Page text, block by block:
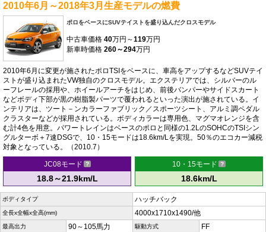
2010年6月～2018年3月生産モデルの燃費
ポロをベースにSUVテイストを盛り込んだクロスモデル
中古車価格 40万円～119万円
新車時価格 260～294万円
2010年6月に変更が施されたポロTSIをベースに、車高をアップするなどSUVテイ
ストが盛り込まれたVW独自のクロスモデル。エクステリアでは、シルバーのル
ーフレールの採用や、ホイールアーチをはじめ、前後バンパーやサイドスカート
などボディ下部が黒の樹脂製パーツで覆われるといった演出が施されている。イ
ンテリアは、ツート－ンカラーファブリック／スポーツシート、アルミ調ペダル
クラスターなどが採用されている。ボディカラーは専用色、マグマオレンジを含
む計4色を用意。パワートレインはベースのポロと同様の1.2LのSOHCのTSIシン
グルターボ＋7速DSGで、10・15モードは18.6km/Lを実現。50％のエコカー減税
対象となっている。（2010.7）
JC08モード
18.8～21.9km/L
10・15モード
18.6km/L
ボディタイプ ハッチバック
全長x全幅x全高(mm) 4000x1710x1490/他
最高出力 90～105馬力 駆動方式 FF